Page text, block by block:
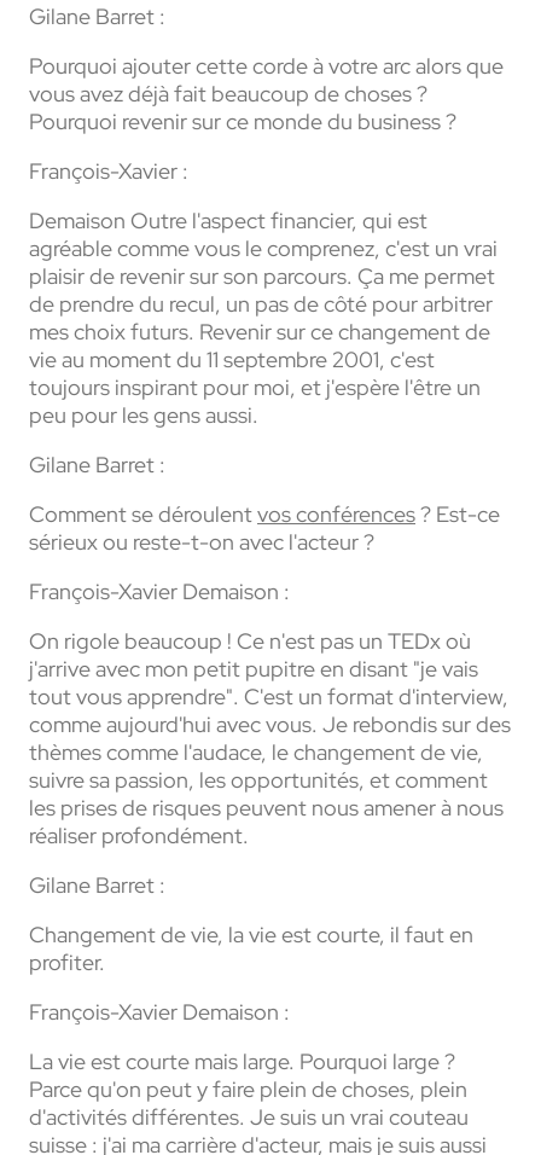
Gilane Barret :
Pourquoi ajouter cette corde à votre arc alors que
vous avez déjà fait beaucoup de choses ?
Pourquoi revenir sur ce monde du business ?
François-Xavier :
Demaison Outre l'aspect financier, qui est
agréable comme vous le comprenez, c'est un vrai
plaisir de revenir sur son parcours. Ça me permet
de prendre du recul, un pas de côté pour arbitrer
mes choix futurs. Revenir sur ce changement de
vie au moment du 11 septembre 2001, c'est
toujours inspirant pour moi, et j'espère l'être un
peu pour les gens aussi.
Gilane Barret :
Comment se déroulentvos conférences? Est-ce
sérieux ou reste-t-on avec l'acteur ?
François-Xavier Demaison :
On rigole beaucoup ! Ce n'est pas un TEDx où
j'arrive avec mon petit pupitre en disant "je vais
tout vous apprendre". C'est un format d'interview,
comme aujourd'hui avec vous. Je rebondis sur des
thèmes comme l'audace, le changement de vie,
suivre sa passion, les opportunités, et comment
les prises de risques peuvent nous amener à nous
réaliser profondément.
Gilane Barret :
Changement de vie, la vie est courte, il faut en
profiter.
François-Xavier Demaison :
La vie est courte mais large. Pourquoi large ?
Parce qu'on peut y faire plein de choses, plein
d'activités différentes. Je suis un vrai couteau
suisse : j'ai ma carrière d'acteur, mais je suis aussi